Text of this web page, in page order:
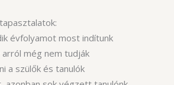
évfolyamot most indítunk
még nem tudják
a szülők és tanulók